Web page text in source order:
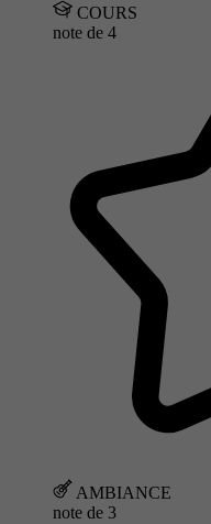
COURS
note de 4
AMBIANCE
note de 3